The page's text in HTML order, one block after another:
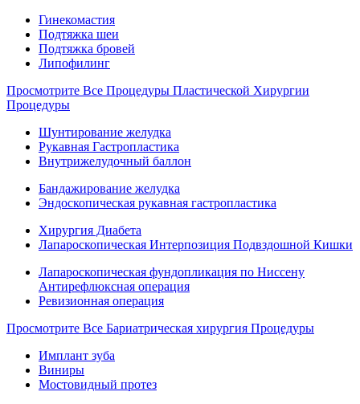
Гинекомастия
Подтяжка шеи
Подтяжка бровей
Липофилинг
Просмотрите Все Процедуры Пластической Хирургии
Процедуры
Шунтирование желудка
Рукавная Гастропластика
Внутрижелудочный баллон
Бандажирование желудка
Эндоскопическая рукавная гастропластика
Хирургия Диабета
Лапароскопическая Интерпозиция Подвздошной Кишки
Лапароскопическая фундопликация по Ниссену
Антирефлюксная операция
Ревизионная операция
Просмотрите Все Бариатрическая хирургия Процедуры
Имплант зуба
Виниры
Мостовидный протез